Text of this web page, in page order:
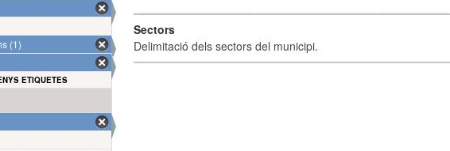
Sectors
Delimitació dels sectors del municipi.
(1)
ETIQUETES